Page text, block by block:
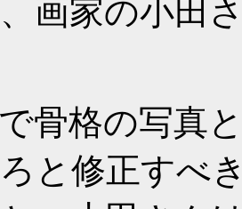
画家の小田
骨格の写真
と修正すべ